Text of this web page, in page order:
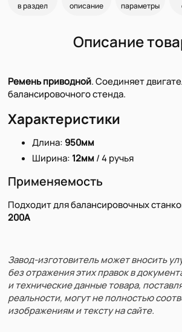
в раздел описание параметры
Описание
Ремень приводной. Соединяет
балансировочного стенда.
Характеристики
Длина: 950мм
Ширина: 12мм/ 4 ручья
Применяемость
Подходит для балансировочных
200А
Завод-изготовитель может вносить
без отражения этих правок в
и технические данные товара,
реальности, могут не полностью
изображениям и тексту на сайте.